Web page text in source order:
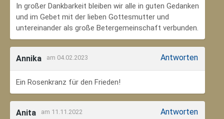
In großer Dankbarkeit bleiben wir alle in guten Gedanken
und im Gebet mit der lieben Gottesmutter und
untereinander als große Betergemeinschaft verbunden.
Annika am 04.02.2023 Antworten
Ein Rosenkranz für den Frieden!
Anita am 11.11.2022 Antworten